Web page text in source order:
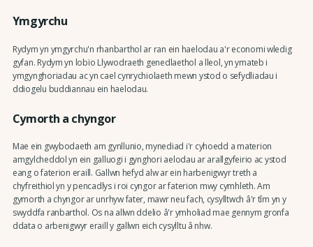
Ymgyrchu
Rydym yn ymgyrchu'n rhanbarthol ar ran ein haelodau a'r economi wledig
gyfan. Rydym yn lobïo Llywodraeth genedlaethol a lleol, yn ymateb i
ymgynghoriadau ac yn cael cynrychiolaeth mewn ystod o sefydliadau i
ddiogelu buddiannau ein haelodau.
Cymorth a chyngor
Mae ein gwybodaeth am gynllunio, mynediad i'r cyhoedd a materion
amgylcheddol yn ein galluogi i gynghori aelodau ar arallgyfeirio ac ystod
eang o faterion eraill. Gallwn hefyd alw ar ein harbenigwyr treth a
chyfreithiol yn y pencadlys i roi cyngor ar faterion mwy cymhleth. Am
gymorth a chyngor ar unrhyw fater, mawr neu fach, cysylltwch â'r tîm yn y
swyddfa ranbarthol. Os na allwn ddelio â'r ymholiad mae gennym gronfa
ddata o arbenigwyr eraill y gallwn eich cysylltu â nhw.